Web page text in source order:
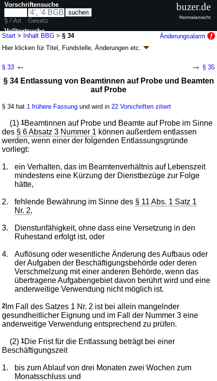
Start > Inhalt BBG >§ 34
Änderungsalarm
Hier klicken fürTitel, Fundstelle, Änderungen etc.
Artikel 2G. v. 03.07.2026BGBl. 2026 I Nr. 199
Geltung ab 12.02.2009; FNA: 2030-2-30Beamte
wird in 794 Vorschriften zitiert
Abschnitt 5 Beendigung des Beamtenverhältnisses
Unterabschnitt 1 Entlassung
§ 33 ← → § 35
§ 34 Entlassung von Beamtinnen auf Probe und Beamten
auf Probe
§ 34 hat 1 frühere Fassung und wird in 22 Vorschriften zitiert
(1)1Beamtinnen auf Probe und Beamte auf Probe im Sinne
des § 6 Absatz 3 Nummer 1 können außerdem entlassen
werden, wenn einer der folgenden Entlassungsgründe
vorliegt:
1.
ein Verhalten, das im Beamtenverhältnis auf Lebenszeit
mindestens eine Kürzung der Dienstbezüge zur Folge
hätte,
2. fehlende Bewährung im Sinne des § 11 Abs. 1 Satz 1
Nr. 2,
3.
Dienstunfähigkeit, ohne dass eine Versetzung in den
Ruhestand erfolgt ist, oder
4.
Auflösung oder wesentliche Änderung des Aufbaus oder
der Aufgaben der Beschäftigungsbehörde oder deren
Verschmelzung mit einer anderen Behörde, wenn das
übertragene Aufgabengebiet davon berührt wird und eine
anderweitige Verwendung nicht möglich ist.
2 Im Fall des Satzes 1 Nr. 2 ist bei allein mangelnder
gesundheitlicher Eignung und im Fall der Nummer 3 eine
anderweitige Verwendung entsprechend zu prüfen.
(2)1Die Frist für die Entlassung beträgt bei einer
Beschäftigungszeit
1.
bis zum Ablauf von drei Monaten zwei Wochen zum
Monatsschluss und
Vorschriftensuche
§ / Art.
Gesetz
Volltextsuche
nur in BBG
buzer.de
Normalansicht